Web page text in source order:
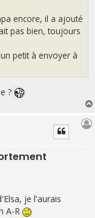
encore, il a ajouté
pas bien, toujours
petit à envoyer à
?
je l'aurais
A-R